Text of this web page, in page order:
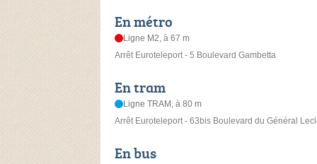
En métro
Ligne M2, à 67 m
Arrêt Euroteleport - 5 Boulevard Gambetta
En tram
Ligne TRAM, à 80 m
Arrêt Euroteleport - 63bis Boulevard du Général
En bus